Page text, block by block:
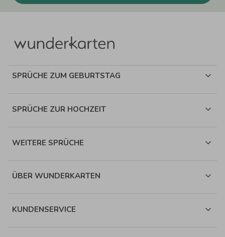
SPRÜCHE ZUM GEBURTSTAG
SPRÜCHE ZUR HOCHZEIT
WEITERE SPRÜCHE
ÜBER WUNDERKARTEN
KUNDENSERVICE